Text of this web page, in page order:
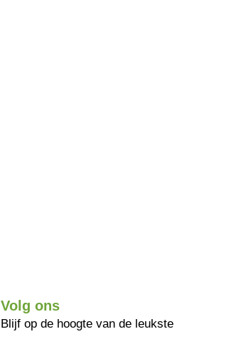
Volg ons
Blijf op de hoogte van de leukste